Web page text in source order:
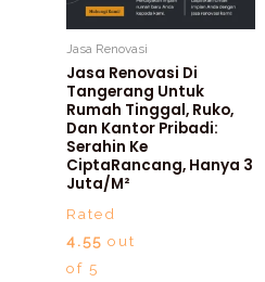
Jasa Renovasi
Jasa Renovasi Di
Tangerang Untuk
Rumah Tinggal, Ruko,
Dan Kantor Pribadi:
Serahin Ke
CiptaRancang, Hanya 3
Juta/m²
Rated
4.55 out
of 5